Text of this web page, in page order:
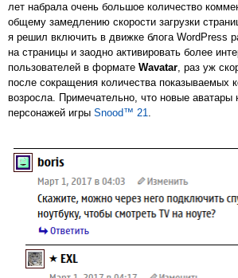
лет набрала очень большое количество
общему замедлению скорости загрузки
я решил включить в движке блога WordPress
на страницы и заодно активировать более
пользователей в формате Wavatar, раз уж
после сокращения количества показываемых
возросла. Примечательно, что новые аватары
персонажей игры Snood™ 21.